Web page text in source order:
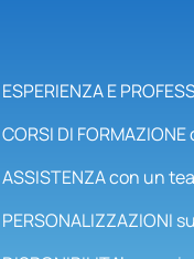
ESPERIENZA E
CORSI DI
ASSISTENZA con un
PERSONALIZZAZIONI